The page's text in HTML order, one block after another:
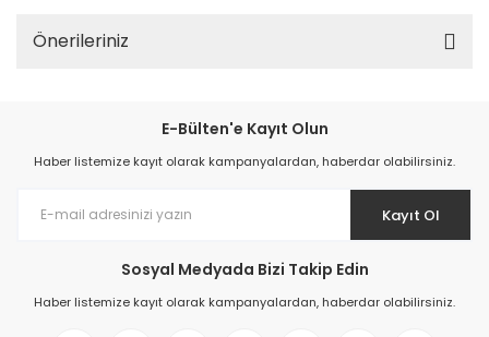
Önerileriniz
E-Bülten'e Kayıt Olun
Haber listemize kayıt olarak kampanyalardan, haberdar olabilirsiniz.
Kayıt Ol
Sosyal Medyada Bizi Takip Edin
Haber listemize kayıt olarak kampanyalardan, haberdar olabilirsiniz.